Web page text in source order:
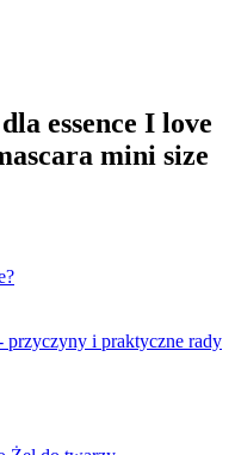
essence I love
mini size
przyczyny i praktyczne rady